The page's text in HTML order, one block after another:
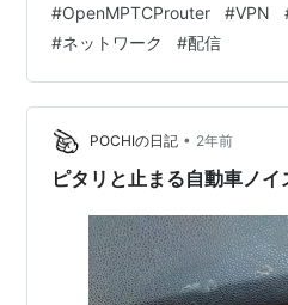
一心からやってみました。 改
自動切り替え 複数simを搭載を
で、通信が切断した時に回線
る方法があります。 しかし、
断してからでないと切り替わ
に必要…
#OpenMPTCProuter #VPN
#ネットワーク #配信
POCHIの日記 • 2年前
ピタリと止まる自動車ノイ